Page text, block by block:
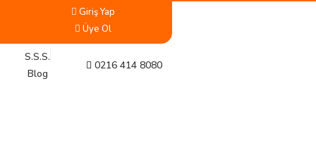
Giriş Yap
Üye Ol
S.S.S.
Blog
0216 414 8080